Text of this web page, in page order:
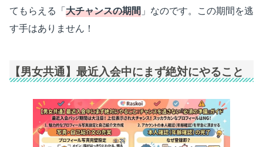
てもらえる「大チャンスの期間 」なのです。この期間を逃
す手はありません！
【男女共通】最近入会中にまず絶対にやること